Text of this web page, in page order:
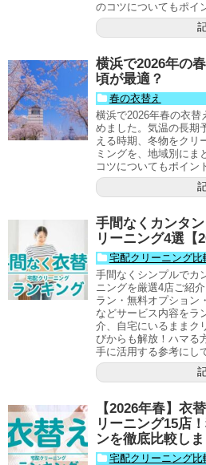
のコツについてもポイ
横浜で2026年の
頃が最適？
春の衣替え
横浜で2026年春の衣替
めました。気温の長期
える時期、冬物をクリ
ミングを、地域別にま
コツについてもポイン
手間なくカンタ
リーニング4選【
宅配クリーニング比
手間なくシンプルでカ
ニングを厳選4店ご紹
ラン・無料オプション
などサービス内容をラ
介、自宅にいるままク
びからも解放！ハマる
手に活用する参考にし
【2026年春】衣
リーニング15店
ンを徹底比較しま
宅配クリーニング比